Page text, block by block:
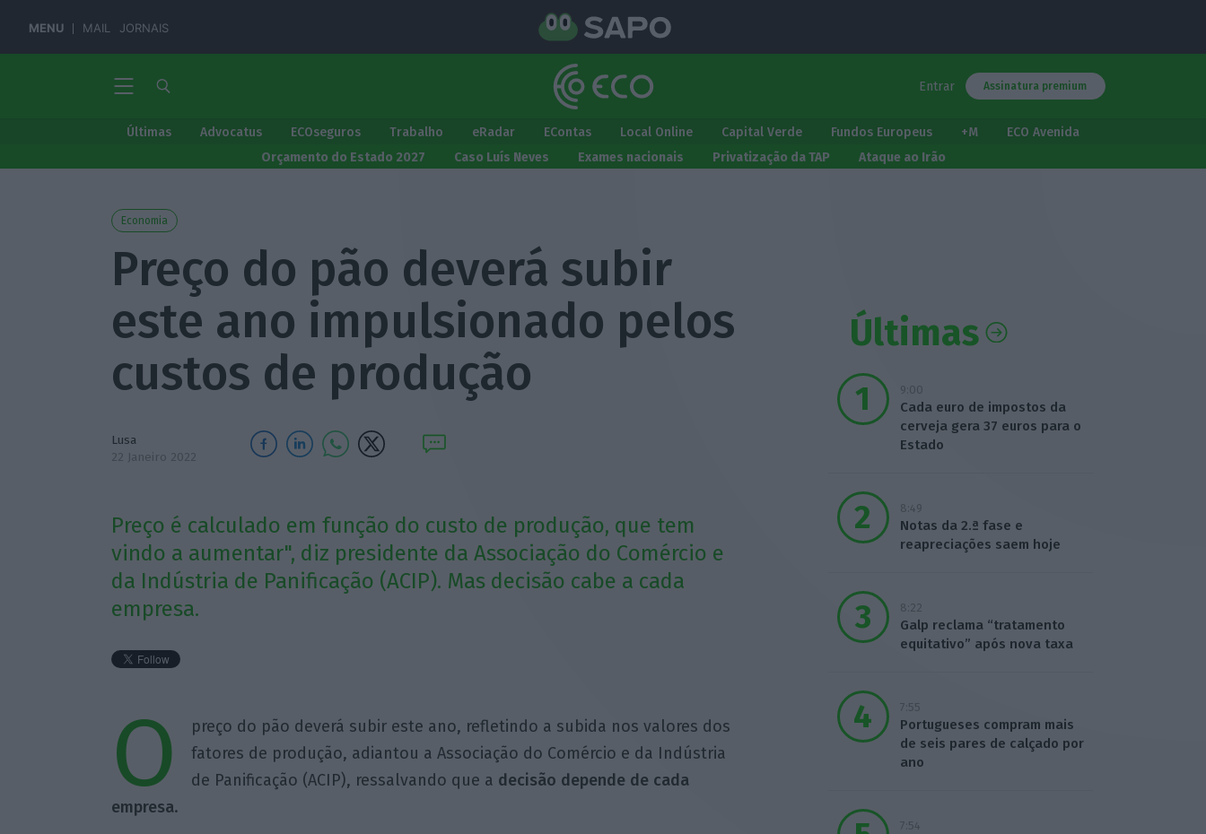
MENU MAIL JORNAIS
Entrar Assinatura premium
Últimas Advocatus ECOseguros Trabalho eRadar EContas Local Online Capital Verde Fundos Europeus +M
ECO Avenida
Orçamento do Estado 2027
Caso Luís Neves Exames nacionais Privatização da TAP Ataque ao Irão
Economia
Preço do pão deverá subir
este ano impulsionado pelos
custos de produção
Lusa
22 Janeiro 2022
Preço é calculado em função do custo de produção, que tem
vindo a aumentar", diz presidente da Associação do Comércio e
da Indústria de Panificação (ACIP). Mas decisão cabe a cada
empresa.
O
preço do pão deverá subir este ano, refletindo a subida nos valores dos
fatores de produção, adiantou a Associação do Comércio e da Indústria
de Panificação (ACIP), ressalvando que a decisão depende de cada
empresa.
Últimas
9:00
Cada euro de impostos da
cerveja gera 37 euros para o
Estado
8:49
Notas da 2.ª fase e
reapreciações saem hoje
8:22
Galp reclama “tratamento
equitativo” após nova taxa
7:55
Portugueses compram mais
de seis pares de calçado por
ano
7:54